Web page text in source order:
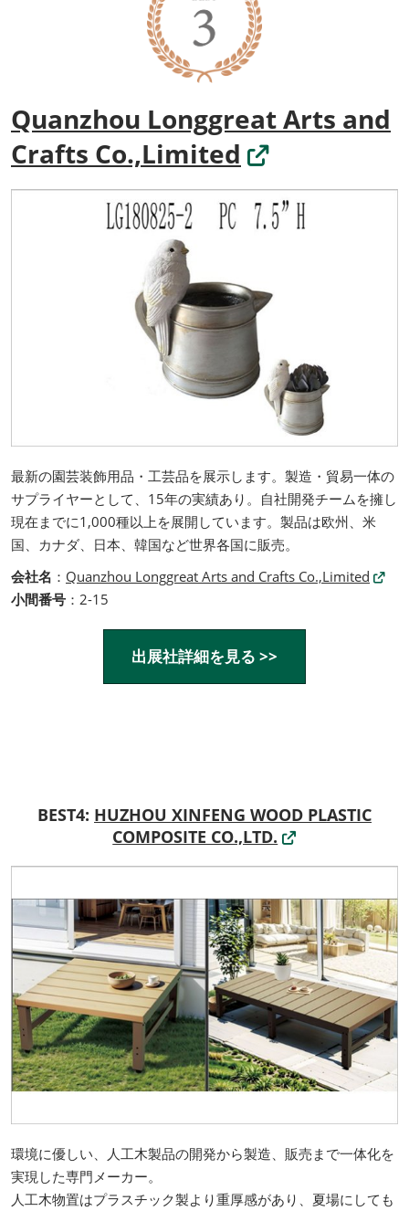
Quanzhou Longgreat Arts and
Crafts Co.,Limited
最新の園芸装飾用品・工芸品を展示します。製造・貿易一体の
サプライヤーとして、15年の実績‌あり。自社開発チーム‌を擁し
現在までに‌1,000種以上‌を展開しています。製品は欧州、米
国、カナダ、日本、韓国など世界各国に販売。
会社名 ： Quanzhou Longgreat Arts and Crafts Co.,Limited
小間番号 ：2-15
出展社詳細を見る >>
BEST4: HUZHOU XINFENG WOOD PLASTIC
COMPOSITE CO.,LTD.
環境に優しい、人工木製品の開発から製造、販売まで一体化を
実現した専門メーカー。
人工木物置はプラスチック製より重厚感があり、夏場にしても